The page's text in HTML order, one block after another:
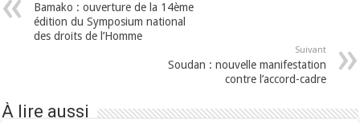
Bamako : ouverture de la 14ème
édition du Symposium national
des droits de l’Homme
Suivant
Soudan : nouvelle manifestation
contre l’accord-cadre
À lire aussi